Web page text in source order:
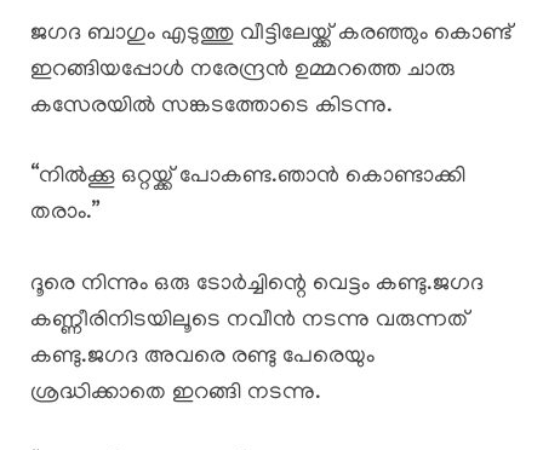
ജഗദ ബാഗും എടുത്തു വീട്ടിലേയ്ക്ക് കരഞ്ഞും കൊണ്ട്
ഇറങ്ങിയപ്പോൾ നരേന്ദ്രൻ ഉമ്മറത്തെ ചാരു
കസേരയിൽ സങ്കടത്തോടെ കിടന്നു.
“നിൽക്കൂ ഒറ്റയ്ക്ക് പോകണ്ട.ഞാൻ കൊണ്ടാക്കി
തരാം.”
ദൂരെ നിന്നും ഒരു ടോർച്ചിന്റെ വെട്ടം കണ്ടു.ജഗദ
കണ്ണീരിനിടയിലൂടെ നവീൻ നടന്നു വരുന്നത്
കണ്ടു.ജഗദ അവരെ രണ്ടു പേരെയും
ശ്രദ്ധിക്കാതെ ഇറങ്ങി നടന്നു.